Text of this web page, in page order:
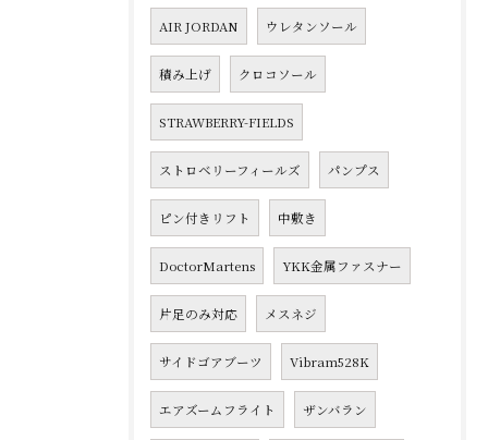
AIR JORDAN ウレタンソール
積み上げ クロコソール
STRAWBERRY-FIELDS
ストロベリーフィールズ パンプス
ピン付きリフト 中敷き
DoctorMartens YKK金属ファスナー
片足のみ対応 メスネジ
サイドゴアブーツ Vibram528K
エアズームフライト ザンバラン